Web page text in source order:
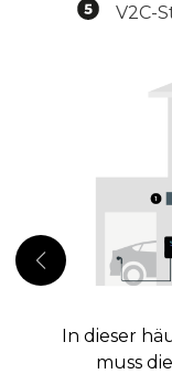
V2C-
In dieser
muss